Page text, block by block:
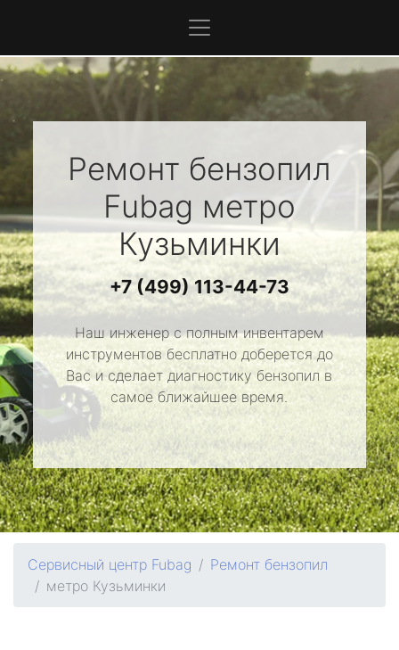
Ремонт бензопил
Fubag метро
Кузьминки
+7 (499) 113-44-73
Наш инженер с полным инвентарем
инструментов бесплатно доберется до
Вас и сделает диагностику бензопил в
самое ближайшее время.
Сервисный центр Fubag
Ремонт бензопил
метро Кузьминки